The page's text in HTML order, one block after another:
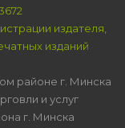
издателя,
изданий
районе г. Минска
и услуг
г. Минска